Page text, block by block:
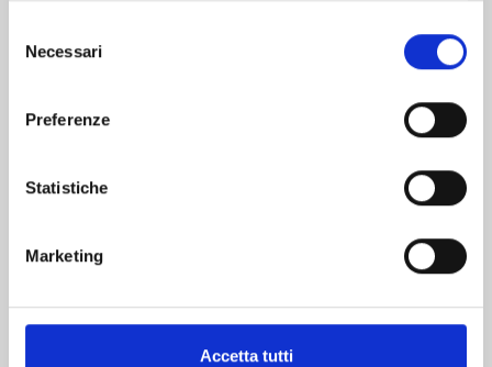
delNecessari
Preferenze
Statistiche
Marketing
Accetta tutti